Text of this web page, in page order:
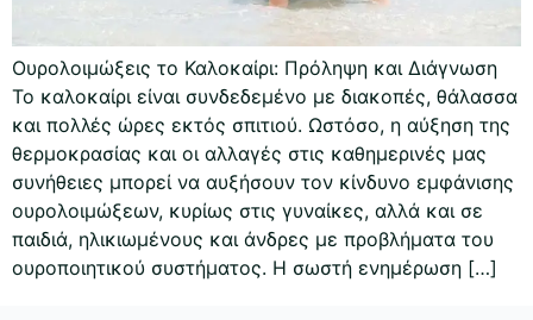
Ουρολοιμώξεις το Καλοκαίρι: Πρόληψη και Διάγνωση
Το καλοκαίρι είναι συνδεδεμένο με διακοπές, θάλασσα
και πολλές ώρες εκτός σπιτιού. Ωστόσο, η αύξηση της
θερμοκρασίας και οι αλλαγές στις καθημερινές μας
συνήθειες μπορεί να αυξήσουν τον κίνδυνο εμφάνισης
ουρολοιμώξεων, κυρίως στις γυναίκες, αλλά και σε
παιδιά, ηλικιωμένους και άνδρες με προβλήματα του
ουροποιητικού συστήματος. Η σωστή ενημέρωση […]